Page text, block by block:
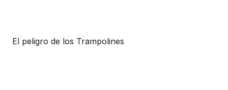
El peligro de los Trampolines